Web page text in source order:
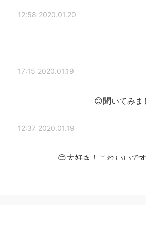
2020.01.20 12:58
2020.01.19 17:15
聞いてみま
2020.01.19 12:37
大好き！これいいで